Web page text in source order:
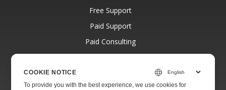
Free Support
Paid Support
Paid Consulting
Blog
COOKIE NOTICE
To provide you with the best experience, we use cookies for